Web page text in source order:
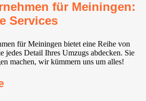
für Meiningen:
Services
für Meiningen bietet eine Reihe von
jedes Detail Ihres Umzugs abdecken. Sie
machen, wir kümmern uns um alles!